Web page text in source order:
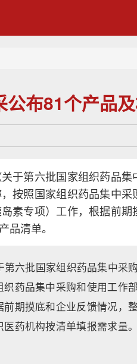
布81个产品
于第六批国家组织药品
按照国家组织药品集中
素专项）工作，根据前
品清单。
六批国家组织药品集中采
药品集中采购和使用工作
期摸底和企业反馈情况，
药机构按清单填报需求量